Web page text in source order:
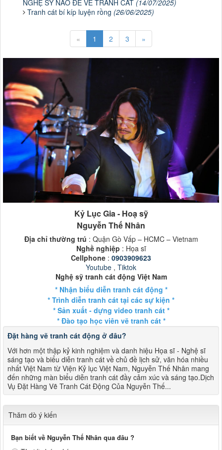
NGHỆ SỸ NÀO ĐỂ VẼ TRANH CÁT (14/07/2025)
Tranh cát bí kíp luyện rồng (26/06/2025)
« 1 2 3 »
Kỷ Lục Gia - Hoạ sỹ
Nguyễn Thế Nhân
Địa chỉ thường trú : Quận Gò Vấp – HCMC – Vietnam
Nghề nghiệp : Họa sĩ
Cellphone : 0903909623
Youtube , Tiktok
Nghệ sỹ tranh cát động Việt Nam
* Nhận biểu diễn tranh cát động *
* Trình diễn tranh cát tại các sự kiện *
* Sản xuất - dựng video tranh cát *
* Đào tạo học viên vẽ tranh cát *
Đặt hàng vẽ tranh cát động ở đâu?
Với hơn một thập kỷ kinh nghiệm và danh hiệu Họa sĩ - Nghệ sĩ
sáng tạo và biểu diễn tranh cát về chủ đề lịch sử, văn hóa nhiều
nhất Việt Nam từ Viện Kỷ lục Việt Nam, Nguyễn Thế Nhân mang
đến những màn biểu diễn tranh cát đầy cảm xúc và sáng tạo.Dịch
Vụ Đặt Hàng Vẽ Tranh Cát Động Của Nguyễn Thế...
Thăm dò ý kiến
Bạn biết về Nguyễn Thế Nhân qua đâu ?